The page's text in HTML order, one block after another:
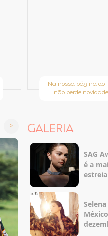
Na nossa página do
não perde
GALERIA
SAG
é a
estreia